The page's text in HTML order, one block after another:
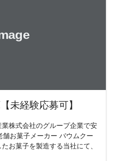
未経験応募可】
株式会社のグループ企業で安
お菓子メーカー バウムクー
お菓子を製造する当社にて、